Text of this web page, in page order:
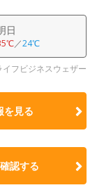
日
／24℃
フビジネスウェザー
を見る
認する